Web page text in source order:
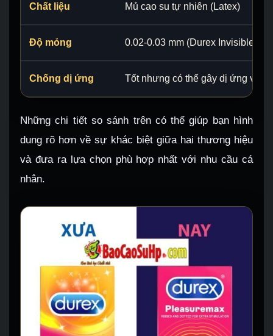
Chất liệu Mủ cao su tự nhiên (Latex)
Độ mỏng 0.02-0.03 mm (Durex Invisible)
Chống dị ứng Tốt nhưng có thể gây dị ứng với
Những chi tiết so sánh trên có thể giúp bạn hình
dung rõ hơn về sự khác biệt giữa hai thương hiệu
và đưa ra lựa chọn phù hợp nhất với nhu cầu cá
nhân.